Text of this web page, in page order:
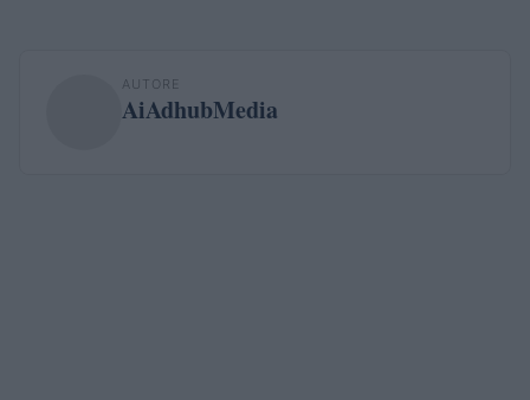
AUTORE
AiAdhubMedia